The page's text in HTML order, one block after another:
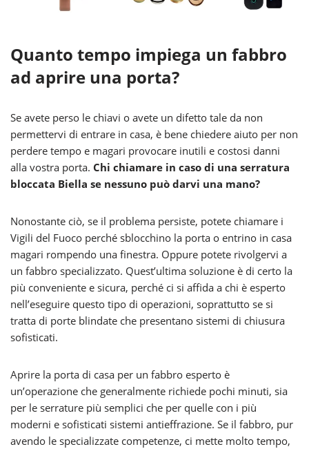
Quanto tempo impiega un fabbro
ad aprire una porta?
Se avete perso le chiavi o avete un difetto tale da non
permettervi di entrare in casa, è bene chiedere aiuto per non
perdere tempo e magari provocare inutili e costosi danni
alla vostra porta. Chi chiamare in caso di una serratura
bloccata Biella se nessuno può darvi una mano?
Nonostante ciò, se il problema persiste, potete chiamare i
Vigili del Fuoco perché sblocchino la porta o entrino in casa
magari rompendo una finestra. Oppure potete rivolgervi a
un fabbro specializzato. Quest’ultima soluzione è di certo la
più conveniente e sicura, perché ci si affida a chi è esperto
nell’eseguire questo tipo di operazioni, soprattutto se si
tratta di porte blindate che presentano sistemi di chiusura
sofisticati.
Aprire la porta di casa per un fabbro esperto è
un’operazione che generalmente richiede pochi minuti, sia
per le serrature più semplici che per quelle con i più
moderni e sofisticati sistemi antieffrazione. Se il fabbro, pur
avendo le specializzate competenze, ci mette molto tempo,